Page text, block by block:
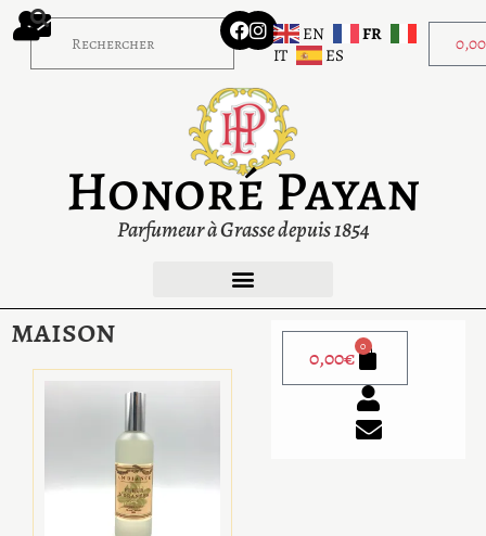
0,00
EN
FR
IT
ES
Honoré Payan
Parfumeur à Grasse depuis 1854
0,00€ 0
maison